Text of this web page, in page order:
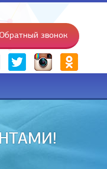
Обратный звонок